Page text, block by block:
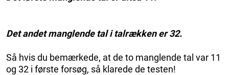
Det andet manglende tal i talrækken er 32.
Så hvis du bemærkede, at de to manglende tal var 11
og 32 i første forsøg, så klarede de testen!